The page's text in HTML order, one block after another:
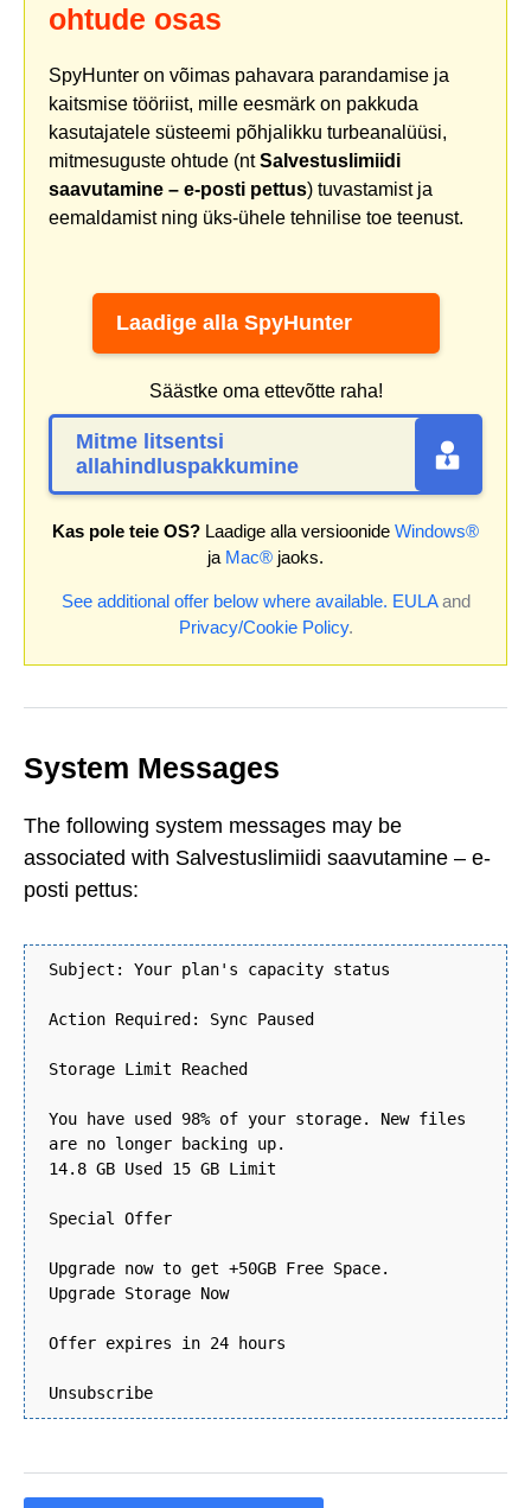
ohtude osas
SpyHunter on võimas pahavara parandamise ja
kaitsmise tööriist, mille eesmärk on pakkuda
kasutajatele süsteemi põhjalikku turbeanalüüsi,
mitmesuguste ohtude (ntSalvestuslimiidi
saavutamine – e-posti pettus) tuvastamist ja
eemaldamist ning üks-ühele tehnilise toe teenust.
Laadige alla SpyHunter
Säästke oma ettevõtte raha!
Mitme litsentsi
allahindluspakkumine
Kas pole teie OS? Laadige alla versioonide Windows®
ja Mac® jaoks.
See additional offer below where available. EULAand
Privacy/Cookie Policy.
System Messages
The following system messages may be
associated with Salvestuslimiidi saavutamine – e-
posti pettus:
Subject: Your plan's capacity status
Action Required: Sync Paused
Storage Limit Reached
You have used 98% of your storage. New files
are no longer backing up.
14.8 GB Used 15 GB Limit
Special Offer
Upgrade now to get +50GB Free Space.
Upgrade Storage Now
Offer expires in 24 hours
Unsubscribe